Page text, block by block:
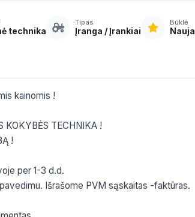
technika
Tipas
Įranga / Įrankiai
Būklė
Nauja
kainomis !
KOKYBĖS TECHNIKA !
!
per 1-3 d.d.
Išrašome PVM sąskaitas -faktūras.